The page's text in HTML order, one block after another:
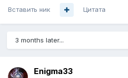
Вставить ник Цитата
3 months later...
Enigma33